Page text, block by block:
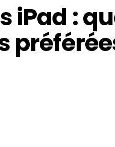
iPad :